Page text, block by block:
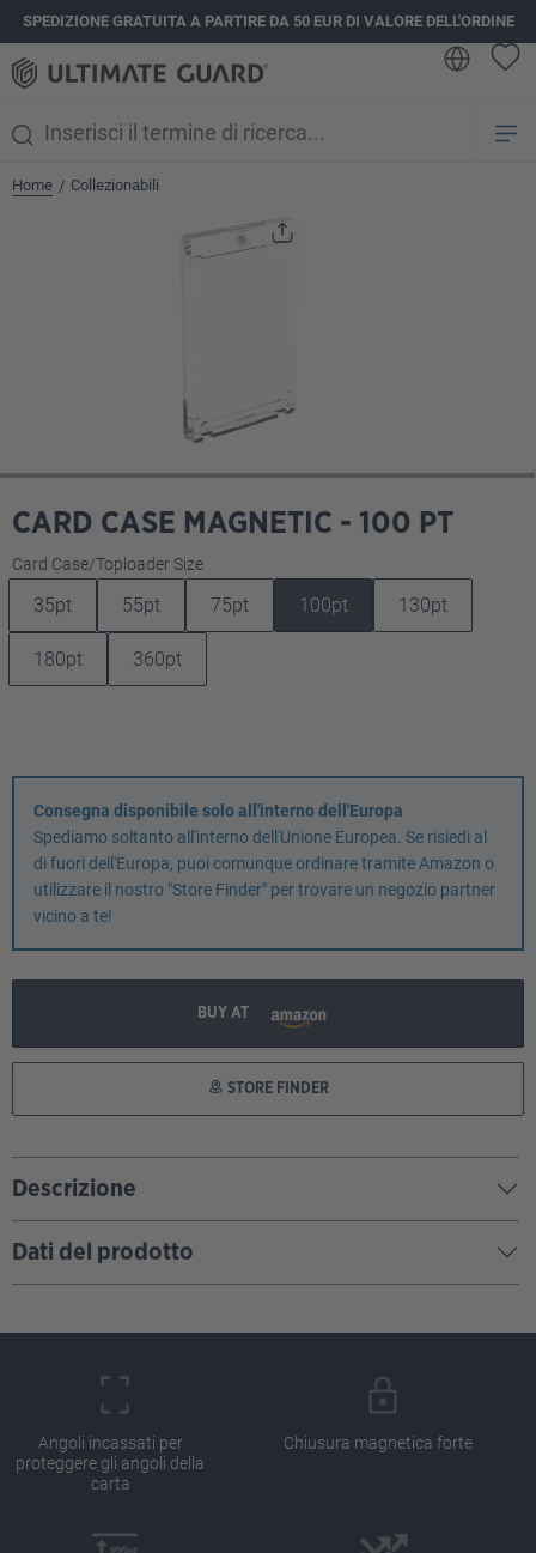
principale
SPEDIZIONE GRATUITA A PARTIRE DA 50 EUR DI VALORE DELL'ORDINE
Home / Collezionabili
CARD CASE MAGNETIC - 100 PT
Seleziona
Card Case/Toploader Size
35pt 55pt 75pt 100pt 130pt
180pt 360pt
Consegna disponibile solo all'interno dell'Europa
Spediamo soltanto all'interno dell'Unione Europea. Se risiedi al
di fuori dell'Europa, puoi comunque ordinare tramite Amazon o
utilizzare il nostro "Store Finder" per trovare un negozio partner
vicino a te!
BUY AT
STORE FINDER
Descrizione
Dati del prodotto
Angoli incassati per
proteggere gli angoli della
carta
Chiusura magnetica forte